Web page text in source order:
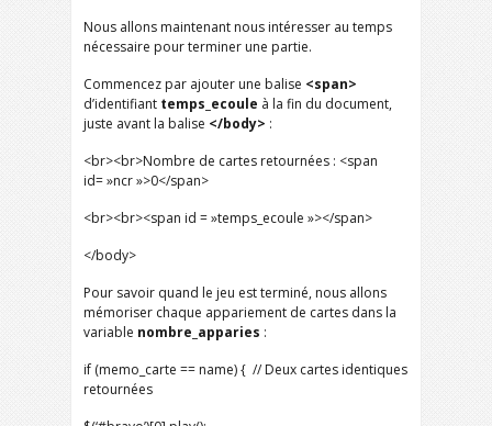
Nous allons maintenant nous intéresser au temps
nécessaire pour terminer une partie.
Commencez par ajouter une balise <span>
d’identifiant temps_ecoule à la fin du document,
juste avant la balise </body> :
<br><br>Nombre de cartes retournées : <span
id= »ncr »>0</span>
<br><br><span id = »temps_ecoule »></span>
</body>
Pour savoir quand le jeu est terminé, nous allons
mémoriser chaque appariement de cartes dans la
variable nombre_apparies :
if (memo_carte == name) { // Deux cartes identiques
retournées